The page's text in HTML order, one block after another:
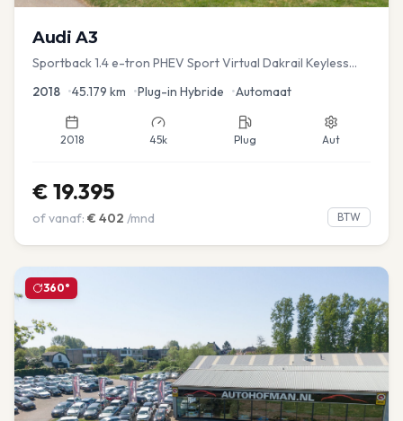
Audi A3
Sportback 1.4 e-tron PHEV Sport Virtual Dakrail Keyless
2018 •45.179 km •Plug-in Hybride •Automaat
2018 45k Plug Aut
€ 19.395
of vanaf: € 402 /mnd BTW
360°